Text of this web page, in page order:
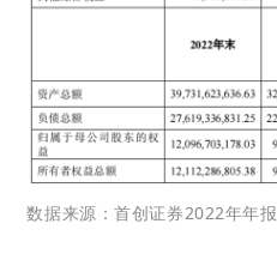
数据来源：首创证券2022年年报